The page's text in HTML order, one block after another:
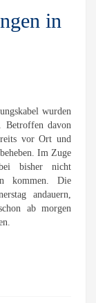
in
wurden
Betroffen davon
vor Ort und
Im Zuge
bisher nicht
kommen. Die
andauern,
ab morgen